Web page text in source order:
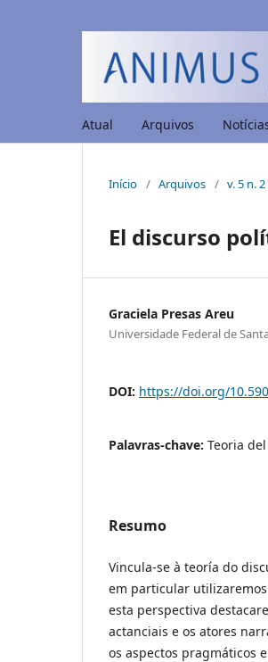
Atual Arquivos
Início / Arquivos / v. 5 n.
El discurso
Graciela Presas Areu
Universidade Federal de
DOI: https://doi.org/
Palavras-chave: Teoria
Resumo
Vincula-se à teoría do
em particular
esta perspectiva
actanciais e os atores
os aspectos pragmáticos